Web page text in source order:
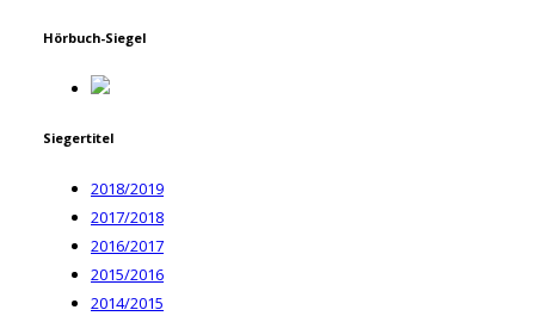
Hörbuch-Siegel
Siegertitel
2018/2019
2017/2018
2016/2017
2015/2016
2014/2015